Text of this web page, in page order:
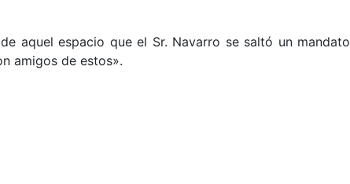
aquel espacio que el Sr. Navarro se saltó un mandato
amigos de estos».